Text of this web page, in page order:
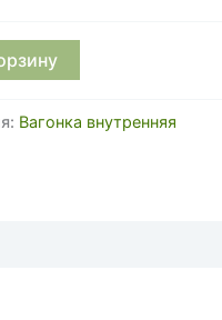
Вагонка внутренняя